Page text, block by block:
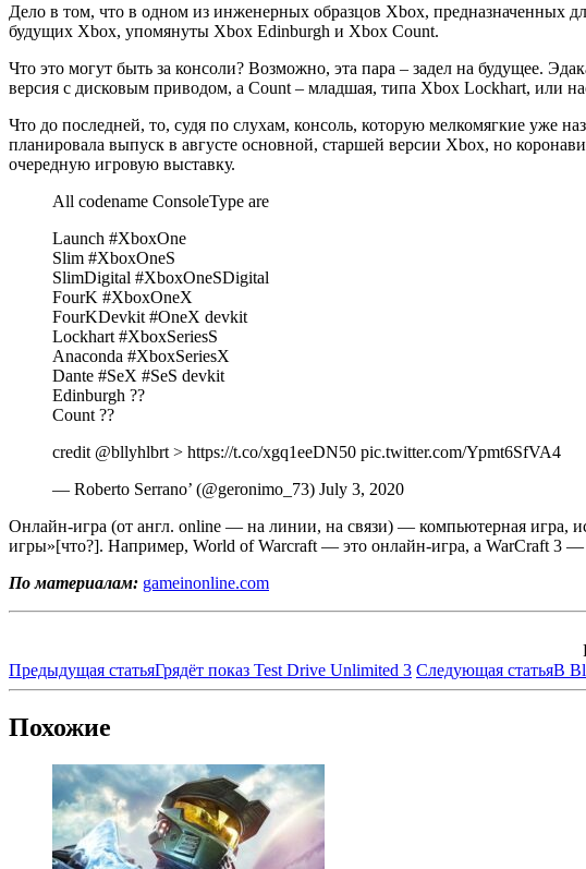
Дело в том, что в одном из инженерных образцов Xbox, предназначенных
будущих Xbox, упомянуты Xbox Edinburgh и Xbox Count.
Что это могут быть за консоли? Возможно, эта пара – задел на будущее.
версия с дисковым приводом, а Count – младшая, типа Xbox Lockhart, или
Что до последней, то, судя по слухам, консоль, которую мелкомягкие уже
планировала выпуск в августе основной, старшей версии Xbox, но
очередную игровую выставку.
All codename ConsoleType are
Launch #XboxOne
Slim #XboxOneS
SlimDigital #XboxOneSDigital
FourK #XboxOneX
FourKDevkit #OneX devkit
Lockhart #XboxSeriesS
Anaconda #XboxSeriesX
Dante #SeX #SeS devkit
Edinburgh ??
Count ??
credit @bllyhlbrt > https://t.co/xgq1eeDN50 pic.twitter.com/Ypmt6SfVA4
— Roberto Serrano’ (@geronimo_73) July 3, 2020
Онлайн-игра (от англ. online — на линии, на связи) — компьютерная игра,
игры»[что?]. Например, World of Warcraft — это онлайн-игра, а WarCraft 3 —
По материалам: gameinonline.com
Предыдущая статьяГрядёт показ Test Drive Unlimited 3 Следующая статьяВ
Похожие